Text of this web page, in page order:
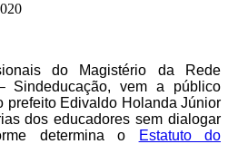
do Magistério da Rede
Sindeducação, vem a público
prefeito Edivaldo Holanda Júnior
dos educadores sem dialogar
determina o
Estatuto do